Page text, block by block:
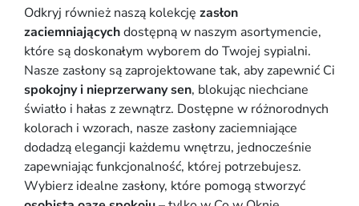
Odkryj również naszą kolekcję zasłon
zaciemniającychdostępną w naszym asortymencie,
które są doskonałym wyborem do Twojej sypialni.
Nasze zasłony są zaprojektowane tak, aby zapewnić Ci
spokojny i nieprzerwany sen, blokując niechciane
światło i hałas z zewnątrz. Dostępne w różnorodnych
kolorach i wzorach, nasze zasłony zaciemniające
dodadzą elegancji każdemu wnętrzu, jednocześnie
zapewniając funkcjonalność, której potrzebujesz.
Wybierz idealne zasłony, które pomogą stworzyć